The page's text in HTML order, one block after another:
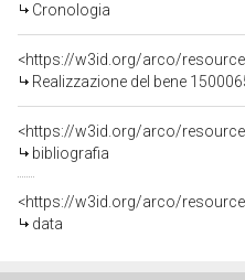
Cronologia
<https://w3id.org/arco/
Realizzazione del bene
<https://w3id.org/arco/
bibliografia
<https://w3id.org/arco/
data